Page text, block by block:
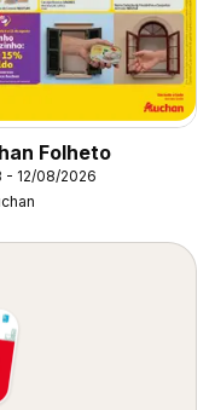
Folheto
- 12/08/2026